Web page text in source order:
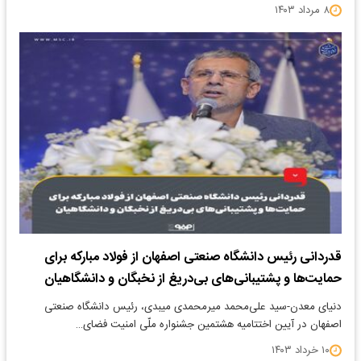
۸ مرداد ۱۴۰۳
قدردانی رئیس دانشگاه صنعتی اصفهان از فولاد مبارکه برای
حمایت‌ها و پشتیبانی‌های بی‌دریغ‌ از نخبگان و دانشگاهیان
دنیای معدن-سید علی‌محمد میرمحمدی میبدی، رئیس دانشگاه صنعتی
اصفهان در آیین اختتامیه هشتمین جشنواره ملّی امنیت فضای…
۱۰ خرداد ۱۴۰۳